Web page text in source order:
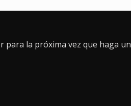
para la próxima vez que haga un